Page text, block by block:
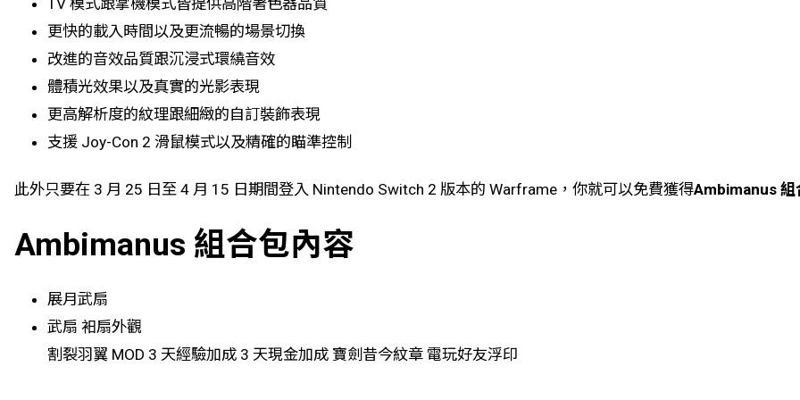
更快的載入時間以及更流暢的場景切換
改進的音效品質跟沉浸式環繞音效
體積光效果以及真實的光影表現
更高解析度的紋理跟細緻的自訂裝飾表現
支援 Joy-Con 2 滑鼠模式以及精確的瞄準控制
此外只要在 3 月 25 日至 4 月 15 日期間登入 Nintendo Switch 2 版本的 Warframe，你就可以免費獲得Ambimanus 組
Ambimanus 組合包內容
展月武扇
武扇 衵扇外觀
割裂羽翼 MOD 3 天經驗加成 3 天現金加成 寶劍昔今紋章 電玩好友浮印